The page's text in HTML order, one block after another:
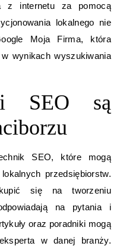
z internetu za pomocą
lokalnego nie
Moja Firma, która
wynikach wyszukiwania
SEO są
SEO, które mogą
przedsiębiorstw.
się na tworzeniu
na pytania i
oraz poradniki mogą
w danej branży.